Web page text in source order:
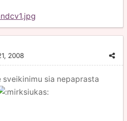
2008
sia nepaprasta